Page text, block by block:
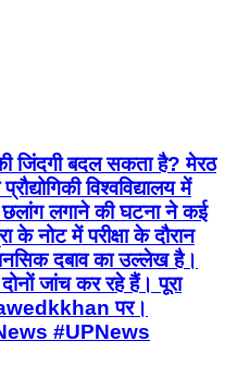
जिंदगी बदल सकता है? मेरठ
विश्वविद्यालय में
छलांग लगाने की घटना ने कई
नोट में परीक्षा के दौरान
दबाव का उल्लेख है।
जांच कर रहे हैं। पूरा
पर।
#UPNews